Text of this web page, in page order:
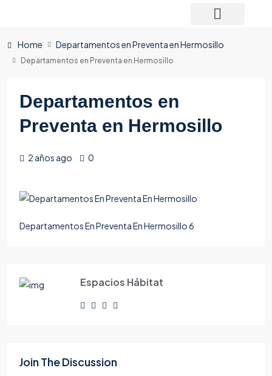
Home Departamentos en Preventa en Hermosillo
Departamentos en Preventa en Hermosillo
Departamentos en
Preventa en Hermosillo
2 años ago 0
Departamentos En Preventa En Hermosillo 6
Espacios Hábitat
Join The Discussion